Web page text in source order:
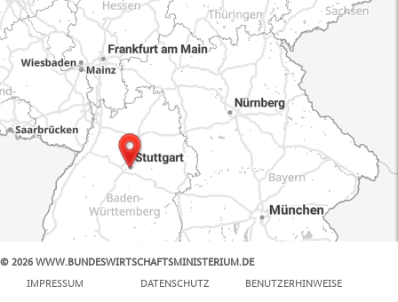
© 2026 WWW.BUNDESWIRTSCHAFTSMINISTERIUM.DE
IMPRESSUM
DATENSCHUTZ BENUTZERHINWEISE